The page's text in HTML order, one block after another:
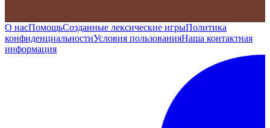
О насПомощьСозданные лексические игрыПолитика
конфиденциальностиУсловия пользованияНаша контактная
информация